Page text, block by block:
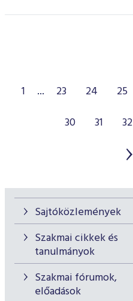
Sajtóközlemények
Szakmai cikkek és
tanulmányok
Szakmai fórumok,
előadások
1 ... 23 24 25
30
31 32